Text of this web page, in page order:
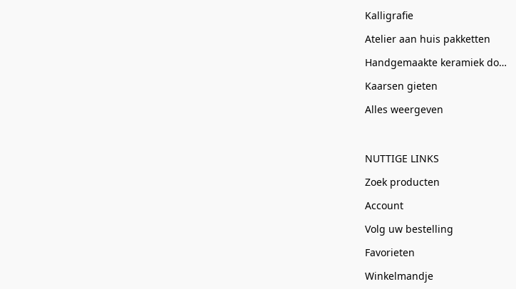
Kalligrafie
Atelier aan huis pakketten
Handgemaakte keramiek door Clay-Obscuur
Kaarsen gieten
Alles weergeven
NUTTIGE LINKS
Zoek producten
Account
Volg uw bestelling
Favorieten
Winkelmandje